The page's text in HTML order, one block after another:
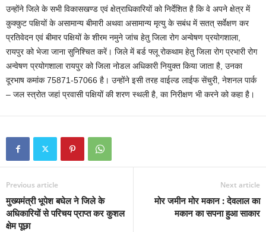
उन्होंने जिले के सभी विकासखण्ड एवं क्षेत्राधिकारियों को निर्देशित है कि वे अपने क्षेत्र में
कुक्कुट पक्षियों के असामान्य बीमारी अथवा असामान्य मृत्यु के सबंध में सतत् सर्वेक्षण कर
प्रतिवेदन एवं बीमार पक्षियों के शीरम नमुने जांच हेतु जिला रोग अन्वेषण प्रयोगशाला,
रायपुर को भेजा जाना सुनिश्चित करें। जिले में बर्ड फ्लू रोकथाम हेतु जिला रोग प्रभारी रोग
अन्वेषण प्रयोगशाला रायपुर को जिला नोडल अधिकारी नियुक्त किया जाता है, उनका
दूरभाष कमांक 75871-57066 है। उन्होंने इसी तरह वाईल्ड लाईफ सेंचुरी, नेशनल पार्क
– जल स्त्रोत जहां प्रवासी पक्षियों की शरण स्थली है, का निरीक्षण भी करने को कहा है।
Previous article
मुख्यमंत्री भूपेश बघेल ने जिले के
अधिकारियों से परिचय प्राप्त कर कुशल
क्षेम पूछा
Next article
मोर जमीन मोर मकान : देवलाल का
मकान का सपना हुआ साकार